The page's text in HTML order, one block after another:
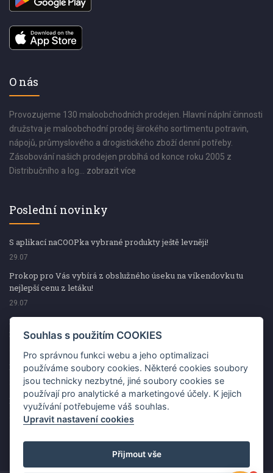
O nás
Provozujeme 130 maloobchodních prodejen. Hlavní náplní činnosti
družstva je maloobchodní prodej širokého sortimentu potravin,
nápojů, průmyslového a drogistického zboží denní potřeby.
Zásobování našich prodejen probíhá od konce roku 2005 z
Distribučního a log... zobrazit více
Poslední novinky
S aplikací naCOOPka vybrané produkty ještě levněji!
29.07
Prokop pro Vás vybírá z obslužného úseku na víkendovku tu
nejlepší cenu z letáku!
29.07
Prokop pro Vás vybírá z obslužného úseku na víkendovku tu
nejlepší cenu z letáku!
Kup špekáčky od Váhaly a vyhraj s naCOOPkou sekerku Fiskars
29.07
Prokop pro Vás vybírá na víkendovku ty nejlepší ceny z letáku!
29.07
Souhlas s použitím COOKIES
Pro správnou funkci webu a jeho optimalizaci
používáme soubory cookies. Některé cookies soubory
jsou technicky nezbytné, jiné soubory cookies se
používají pro analytické a marketingové účely. K jejich
využívání potřebujeme váš souhlas.
Upravit nastavení cookies
Přijmout vše